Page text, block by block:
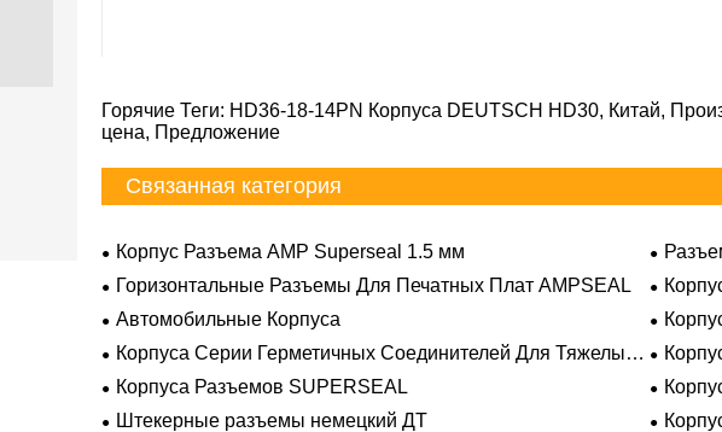
Горячие Теги: HD36-18-14PN Корпуса DEUTSCH HD30, Китай,
цена, Предложение
Связанная категория
Корпус Разъема AMP Superseal 1.5 мм
Горизонтальные Разъемы Для Печатных Плат AMPSEAL
Автомобильные Корпуса
Корпуса Серии Герметичных Соединителей Для Тяжелых
Условий Эксплуатации
Корпуса Разъемов SUPERSEAL
Штекерные разъемы немецкий ДТ